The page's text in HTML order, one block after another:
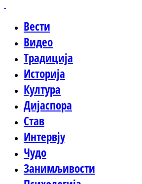
Вести
Видео
Традиција
Историја
Култура
Дијаспора
Став
Интервју
Чудо
Занимљивости